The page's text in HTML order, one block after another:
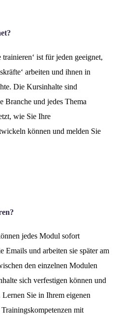
ist für jeden geeignet,
arbeiten und ihnen in
Die Kursinhalte sind
Branche und jedes Thema
wie Sie Ihre
können und melden Sie
jedes Modul sofort
Emails und arbeiten sie später am
den einzelnen Modulen
sich verfestigen können und
Sie in Ihrem eigenen
mit